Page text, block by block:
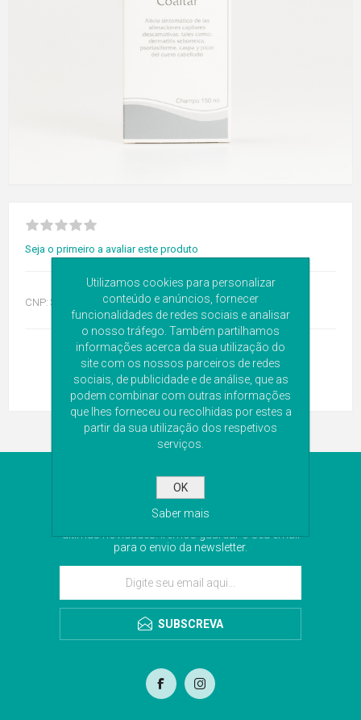
Seja o primeiro a avaliar este produto
CNP: 3612280
NEWSLETTER
Subscreva a nossa newsletter para receber as
últimas novidades. Iremos guardar o seu email
para o envio da newsletter.
SUBSCREVA
Utilizamos cookies para personalizar
conteúdo e anúncios, fornecer
funcionalidades de redes sociais e analisar
o nosso tráfego. Também partilhamos
informações acerca da sua utilização do
site com os nossos parceiros de redes
sociais, de publicidade e de análise, que as
podem combinar com outras informações
que lhes forneceu ou recolhidas por estes a
partir da sua utilização dos respetivos
serviços.
OK
Saber mais